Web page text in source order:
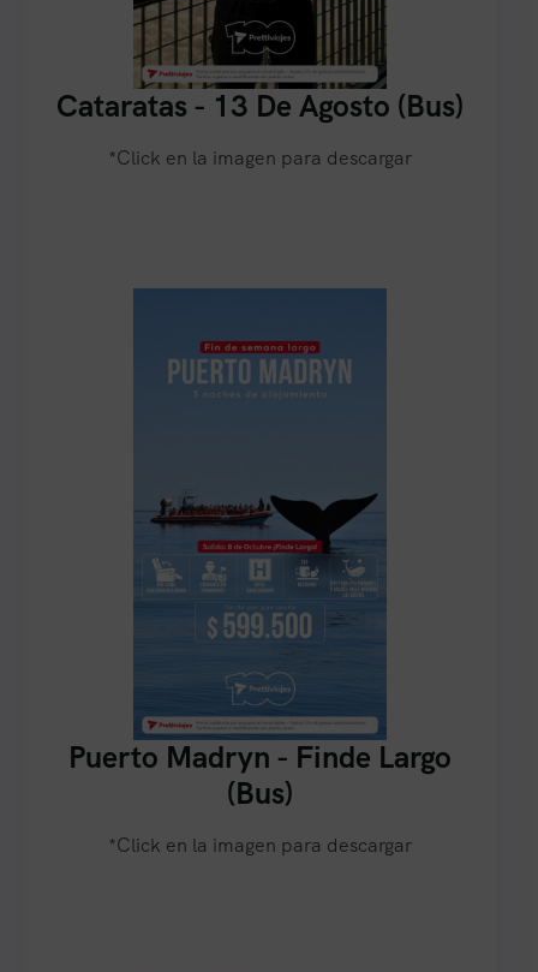
Cataratas - 13 De Agosto (Bus)
*Click en la imagen para descargar
Puerto Madryn - Finde Largo
(Bus)
*Click en la imagen para descargar